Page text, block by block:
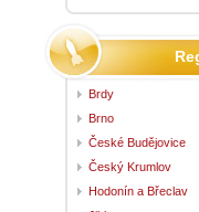
Brdy
Brno
České Budějovice
Český Krumlov
Hodonín a Břeclav